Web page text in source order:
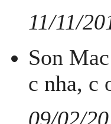
11/11/
Son
c nha, c
09/02/